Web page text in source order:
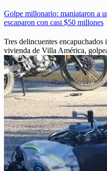
Golpe millonario: maniataron a
escaparon con casi $50 millones
Tres delincuentes
vivienda de Villa América,